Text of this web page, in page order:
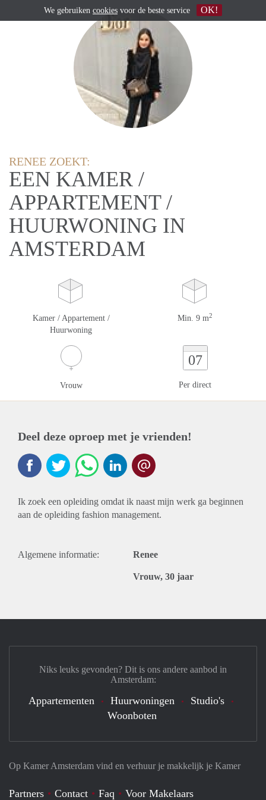
RENEE ZOEKT:
EEN KAMER /
APPARTEMENT /
HUURWONING IN
AMSTERDAM
Kamer / Appartement /
Huurwoning
Min. 9 m2
Vrouw
07
Per direct
Deel deze oproep met je vrienden!
Ik zoek een opleiding omdat ik naast mijn werk ga beginnen
aan de opleiding fashion management.
Algemene informatie: Renee
Vrouw, 30 jaar
Op Kamer Amsterdam vind en verhuur je makkelijk je Kamer
Partners Contact Faq Voor Makelaars
Niks leuks gevonden? Dit is ons andere aanbod in
Amsterdam:
Appartementen Huurwoningen
Studio's
Woonboten
We gebruiken cookies voor de beste service OK!